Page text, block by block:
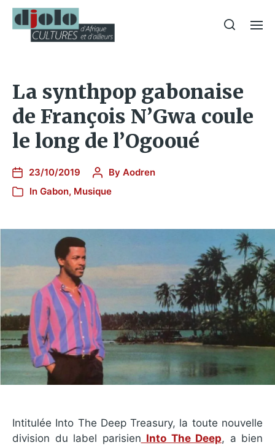
La synthpop gabonaise
de François N’Gwa coule
le long de l’Ogooué
23/10/2019 By Aodren
In Gabon, Musique
Intitulée Into The Deep Treasury, la toute nouvelle
division du label parisien Into The Deep, a bien